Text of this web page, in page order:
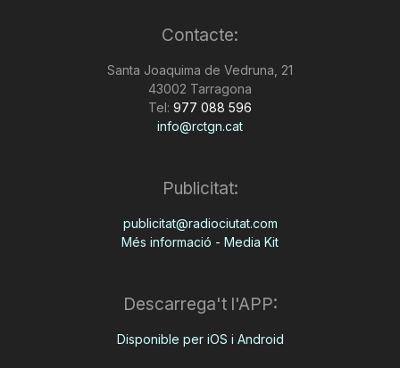
Contacte:
Santa Joaquima de Vedruna, 21
43002 Tarragona
Tel: 977 088 596
info@rctgn.cat
Publicitat:
publicitat@radiociutat.com
Més informació - Media Kit
Descarrega't l'APP:
Disponible per iOS i Android